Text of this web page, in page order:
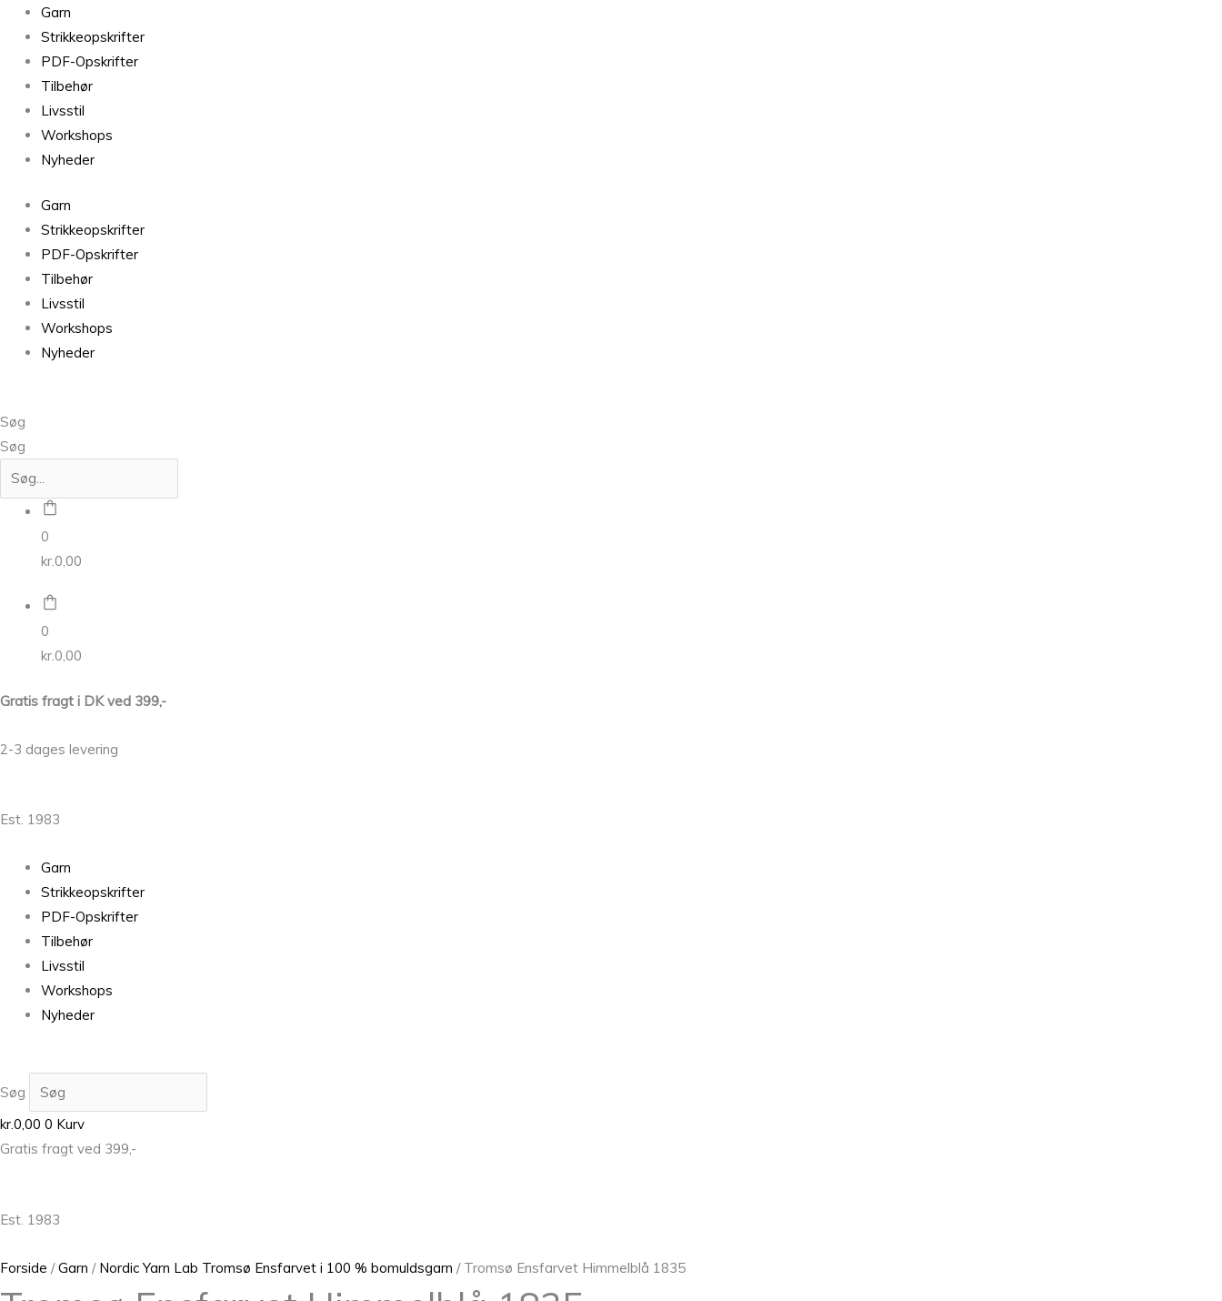
Garn
Strikkeopskrifter
PDF-Opskrifter
Tilbehør
Livsstil
Workshops
Nyheder
Garn
Strikkeopskrifter
PDF-Opskrifter
Tilbehør
Livsstil
Workshops
Nyheder
Søg
Søg
0
kr.0,00
0
kr.0,00
Gratis fragt i DK ved 399,-
2-3 dages levering
Est. 1983
Garn
Strikkeopskrifter
PDF-Opskrifter
Tilbehør
Livsstil
Workshops
Nyheder
Søg
kr.0,00 0 Kurv
Gratis fragt ved 399,-
Est. 1983
Forside /Garn / Nordic Yarn Lab Tromsø Ensfarvet i 100 % bomuldsgarn / Tromsø Ensfarvet Himmelblå 1835
Tromsø
Ensfarvet
Himmelblå
1835
antal